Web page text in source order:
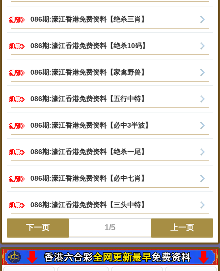
086期:濠江香港免费资料【绝杀三肖】
086期:濠江香港免费资料【绝杀10码】
086期:濠江香港免费资料【家禽野兽】
086期:濠江香港免费资料【五行中特】
086期:濠江香港免费资料【必中3半波】
086期:濠江香港免费资料【绝杀一尾】
086期:濠江香港免费资料【必中七肖】
086期:濠江香港免费资料【三头中特】
下一页 1/5 上一页